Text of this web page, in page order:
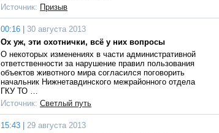
Источник: Призыв
00:16 |
30 августа 2013
Ох уж, эти охотнички, всё у них вопросы
О некоторых изменениях в части административной
ответственности за нарушение правил пользования
объектов животного мира согласился поговорить
начальник Нижнетавдинского межрайонного отдела
ГКУ ТО …
Источник: Светлый путь
15:43 |
29 августа 2013